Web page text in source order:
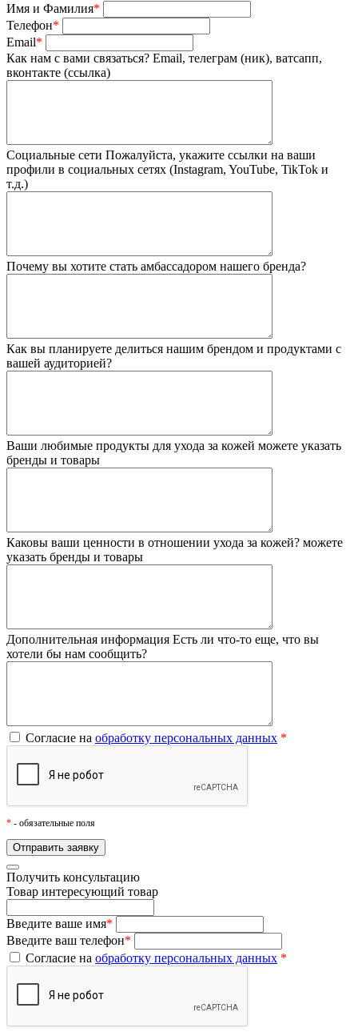
Имя и Фамилия*
Телефон*
Email*
Как нам с вами связаться? Email, телеграм (ник), ватсапп,
вконтакте (ссылка)
Социальные сети Пожалуйста, укажите ссылки на ваши
профили в социальных сетях (Instagram, YouTube, TikTok и
т.д.)
Почему вы хотите стать амбассадором нашего бренда?
Как вы планируете делиться нашим брендом и продуктами с
вашей аудиторией?
Ваши любимые продукты для ухода за кожей можете указать
бренды и товары
Каковы ваши ценности в отношении ухода за кожей? можете
указать бренды и товары
Дополнительная информация Есть ли что-то еще, что вы
хотели бы нам сообщить?
Согласие на обработку персональных данных *
* - обязательные поля
Получить консультацию
Товар интересующий товар
Введите ваше имя*
Введите ваш телефон*
Согласие на обработку персональных данных *